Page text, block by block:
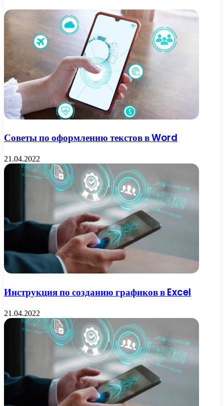
Советы по оформлению текстов в Word
21.04.2022
Инструкция по созданию графиков в Excel
21.04.2022